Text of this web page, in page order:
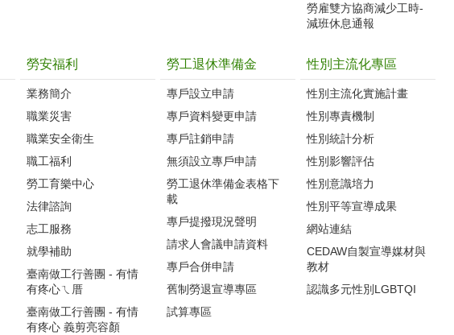
勞雇雙方協商減少工時-
減班休息通報
勞安福利
業務簡介
職業災害
職業安全衛生
職工福利
勞工育樂中心
法律諮詢
志工服務
就學補助
臺南做工行善團 - 有情
有疼心ㄟ厝
臺南做工行善團 - 有情
有疼心 義剪亮容顏
勞工退休準備金
專戶設立申請
專戶資料變更申請
專戶註銷申請
無須設立專戶申請
勞工退休準備金表格下
載
專戶提撥現況聲明
請求人會議申請資料
專戶合併申請
舊制勞退宣導專區
試算專區
性別主流化專區
性別主流化實施計畫
性別專責機制
性別統計分析
性別影響評估
性別意識培力
性別平等宣導成果
網站連結
CEDAW自製宣導媒材與
教材
認識多元性別LGBTQI